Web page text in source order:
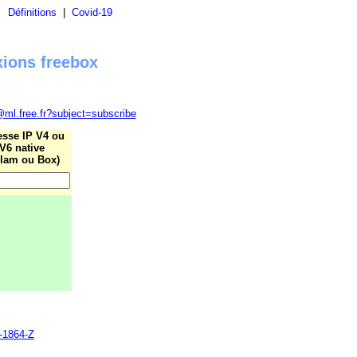
Définitions Covid-19
freebox
IP V4 ou
V6 native
ou Box)
Z